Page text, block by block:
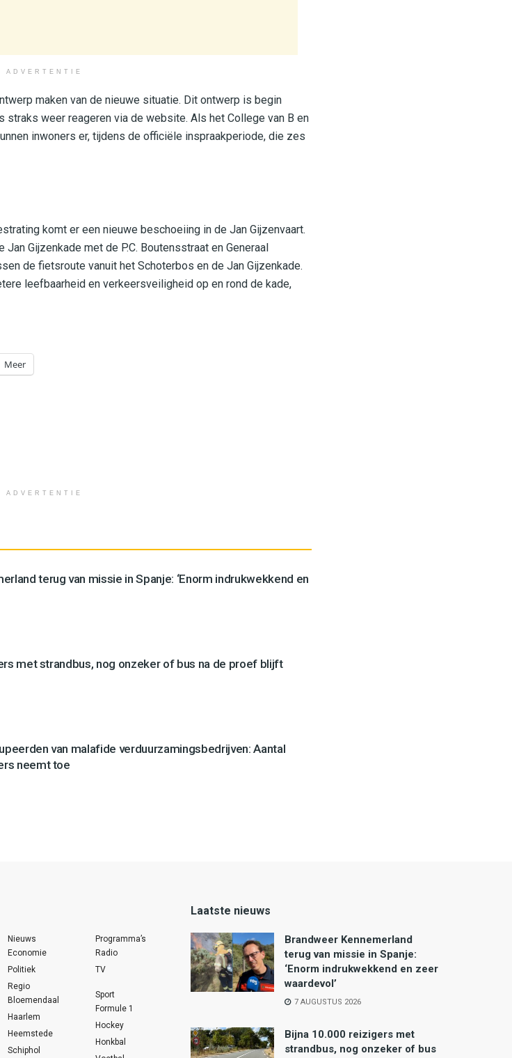
ADVERTENTIE
maken van de nieuwe situatie. Dit ontwerp is begin
straks weer reageren via de website. Als het College van B en
inwoners er, tijdens de officiële inspraakperiode, die zes
komt er een nieuwe beschoeiing in de Jan Gijzenvaart.
Gijzenkade met de P.C. Boutensstraat en Generaal
de fietsroute vanuit het Schoterbos en de Jan Gijzenkade.
leefbaarheid en verkeersveiligheid op en rond de kade,
Meer
ADVERTENTIE
terug van missie in Spanje: ‘Enorm indrukwekkend en
met strandbus, nog onzeker of bus na de proef blijft
van malafide verduurzamingsbedrijven: Aantal
neemt toe
Nieuws
Economie
Politiek
Regio
Bloemendaal
Haarlem
Heemstede
Schiphol
Programma’s
Radio
TV
Sport
Formule 1
Hockey
Honkbal
Laatste nieuws
Brandweer Kennemerland
terug van missie in Spanje:
‘Enorm indrukwekkend en zeer
waardevol’
7 AUGUSTUS 2026
Bijna 10.000 reizigers met
strandbus, nog onzeker of bus